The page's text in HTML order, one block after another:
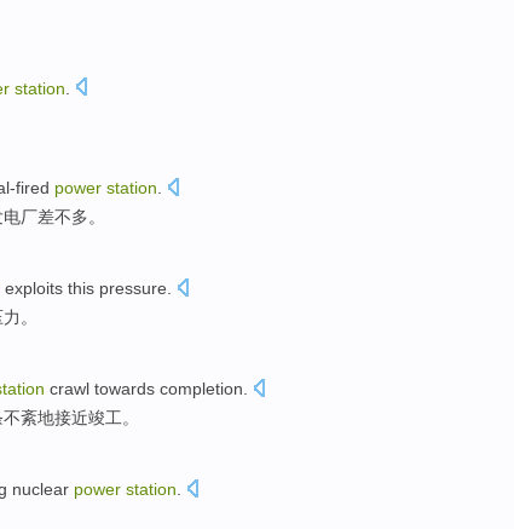
station
fired power station.
电厂差不多。
exploits this pressure
。
crawl towards completion
不紊地接近竣工。
nuclear power station